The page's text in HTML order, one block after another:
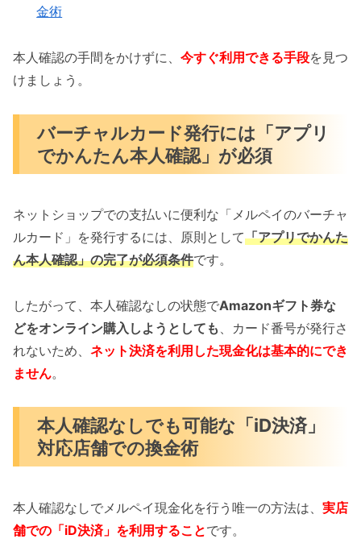
金術
本人確認の手間をかけずに、 今すぐ利用できる手段を見つ
けましょう。
バーチャルカード発行には「アプリ
でかんたん本人確認」が必須
ネットショップでの支払いに便利な「メルペイのバーチャ
ルカード」を発行するには、原則として「アプリでかんた
ん本人確認」の完了が必須条件です。
したがって、本人確認なしの状態でAmazonギフト券な
どをオンライン購入しようとしても 、カード番号が発行さ
れないため、 ネット決済を利用した現金化は基本的にでき
ません。
本人確認なしでも可能な「iD決済」
対応店舗での換金術
本人確認なしでメルペイ現金化を行う唯一の方法は、 実店
舗での「iD決済」を利用することです。